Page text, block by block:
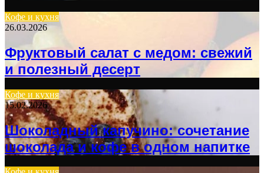
Кофе и кухня
26.03.2026
Фруктовый салат с медом: свежий
и полезный десерт
Кофе и кухня
15.02.2026
Шоколадный капучино: сочетание
шоколада и кофе в одном напитке